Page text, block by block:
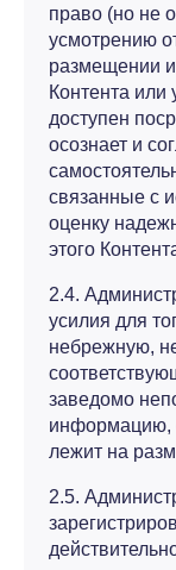
право (но не
усмотрению
размещении
Контента или
доступен
осознает и
связанные с
оценку
этого
2.4.
усилия для
небрежную,
заведомо
информацию,
лежит на
2.5.